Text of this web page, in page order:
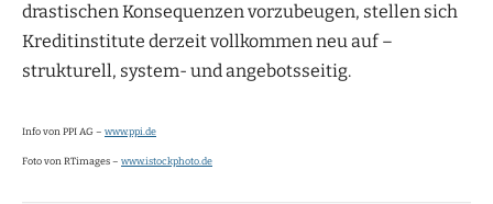
drastischen Konsequenzen vorzubeugen, stellen sich
Kreditinstitute derzeit vollkommen neu auf –
strukturell, system- und angebotsseitig.
Info von PPI AG – www.ppi.de
Foto von RTimages – www.istockphoto.de